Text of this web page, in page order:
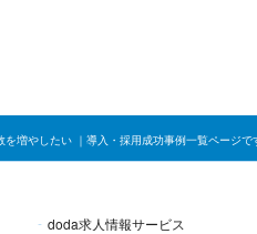
増やしたい ｜導入・採用成功事例一覧ページ
doda求人情報サービス